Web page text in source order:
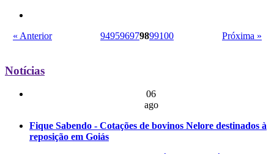
« Anterior 949596979899100 Próxima »
Notícias
06
ago
Fique Sabendo - Cotações de bovinos Nelore destinados à
reposição em Goiás